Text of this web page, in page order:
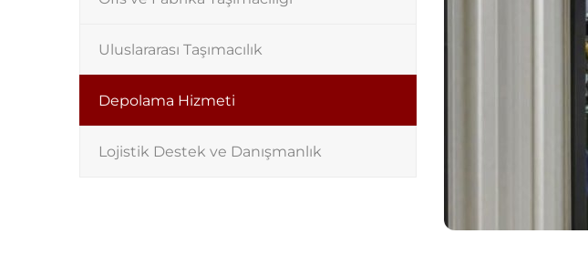
Uluslararası Taşımacılık
Depolama Hizmeti
Lojistik Destek ve Danışmanlık